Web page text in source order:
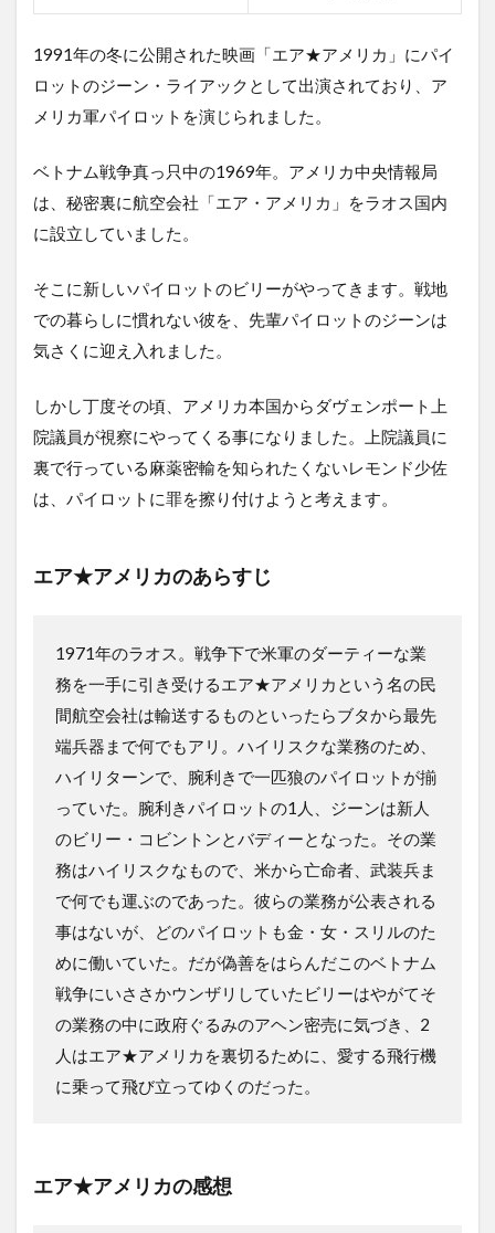
1991年の冬に公開された映画「エア★アメリカ」にパイ
ロットのジーン・ライアックとして出演されており、ア
メリカ軍パイロットを演じられました。
ベトナム戦争真っ只中の1969年。アメリカ中央情報局
は、秘密裏に航空会社「エア・アメリカ」をラオス国内
に設立していました。
そこに新しいパイロットのビリーがやってきます。戦地
での暮らしに慣れない彼を、先輩パイロットのジーンは
気さくに迎え入れました。
しかし丁度その頃、アメリカ本国からダヴェンポート上
院議員が視察にやってくる事になりました。上院議員に
裏で行っている麻薬密輸を知られたくないレモンド少佐
は、パイロットに罪を擦り付けようと考えます。
エア★アメリカのあらすじ
1971年のラオス。戦争下で米軍のダーティーな業
務を一手に引き受けるエア★アメリカという名の民
間航空会社は輸送するものといったらブタから最先
端兵器まで何でもアリ。ハイリスクな業務のため、
ハイリターンで、腕利きで一匹狼のパイロットが揃
っていた。腕利きパイロットの1人、ジーンは新人
のビリー・コビントンとバディーとなった。その業
務はハイリスクなもので、米から亡命者、武装兵ま
で何でも運ぶのであった。彼らの業務が公表される
事はないが、どのパイロットも金・女・スリルのた
めに働いていた。だが偽善をはらんだこのベトナム
戦争にいささかウンザリしていたビリーはやがてそ
の業務の中に政府ぐるみのアヘン密売に気づき、2
人はエア★アメリカを裏切るために、愛する飛行機
に乗って飛び立ってゆくのだった。
エア★アメリカの感想